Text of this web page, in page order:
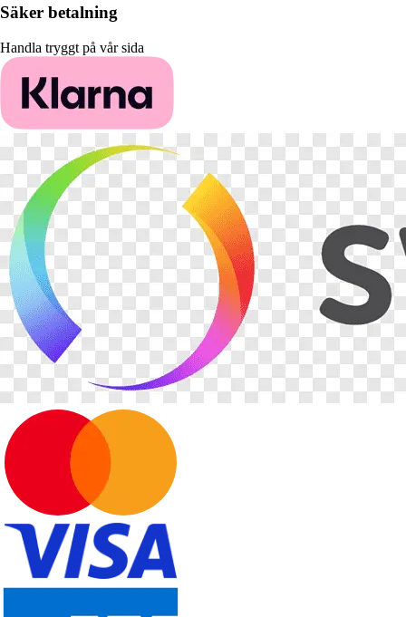
Säker betalning
Handla tryggt på vår sida